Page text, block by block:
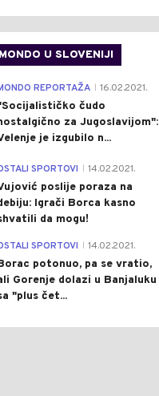
MONDO U SLOVENIJI
REPORTAŽA 16.02.2021.
čudo
za Jugoslavijom":
je izgubilo n...
SPORTOVI 14.02.2021.
poslije poraza na
Igrači Borca kasno
da mogu!
SPORTOVI 14.02.2021.
potonuo, pa se vratio,
Gorenje dolazi u Banjaluku
"plus čet...